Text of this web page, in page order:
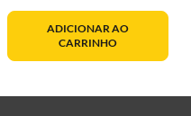
era:
R$29.00.
atual
ADICIONAR AO
CARRINHO